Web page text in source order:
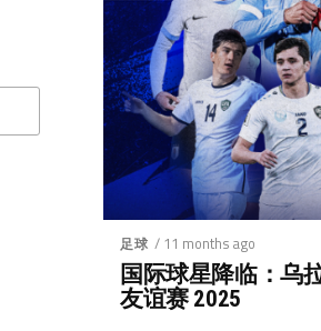
足球 / 11 months ago
国际球星降临：乌
友谊赛 2025